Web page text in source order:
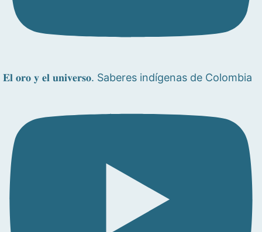
𝐄𝐥 𝐨𝐫𝐨 𝐲 𝐞𝐥 𝐮𝐧𝐢𝐯𝐞𝐫𝐬𝐨. Saberes indígenas de Colombia